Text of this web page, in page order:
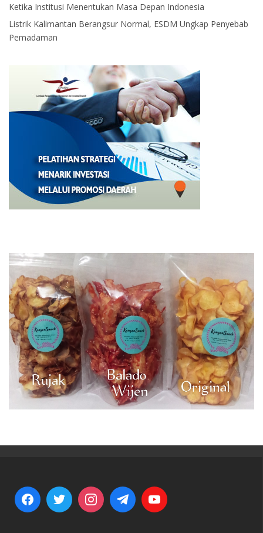
Ketika Institusi Menentukan Masa Depan Indonesia
Listrik Kalimantan Berangsur Normal, ESDM Ungkap Penyebab
Pemadaman